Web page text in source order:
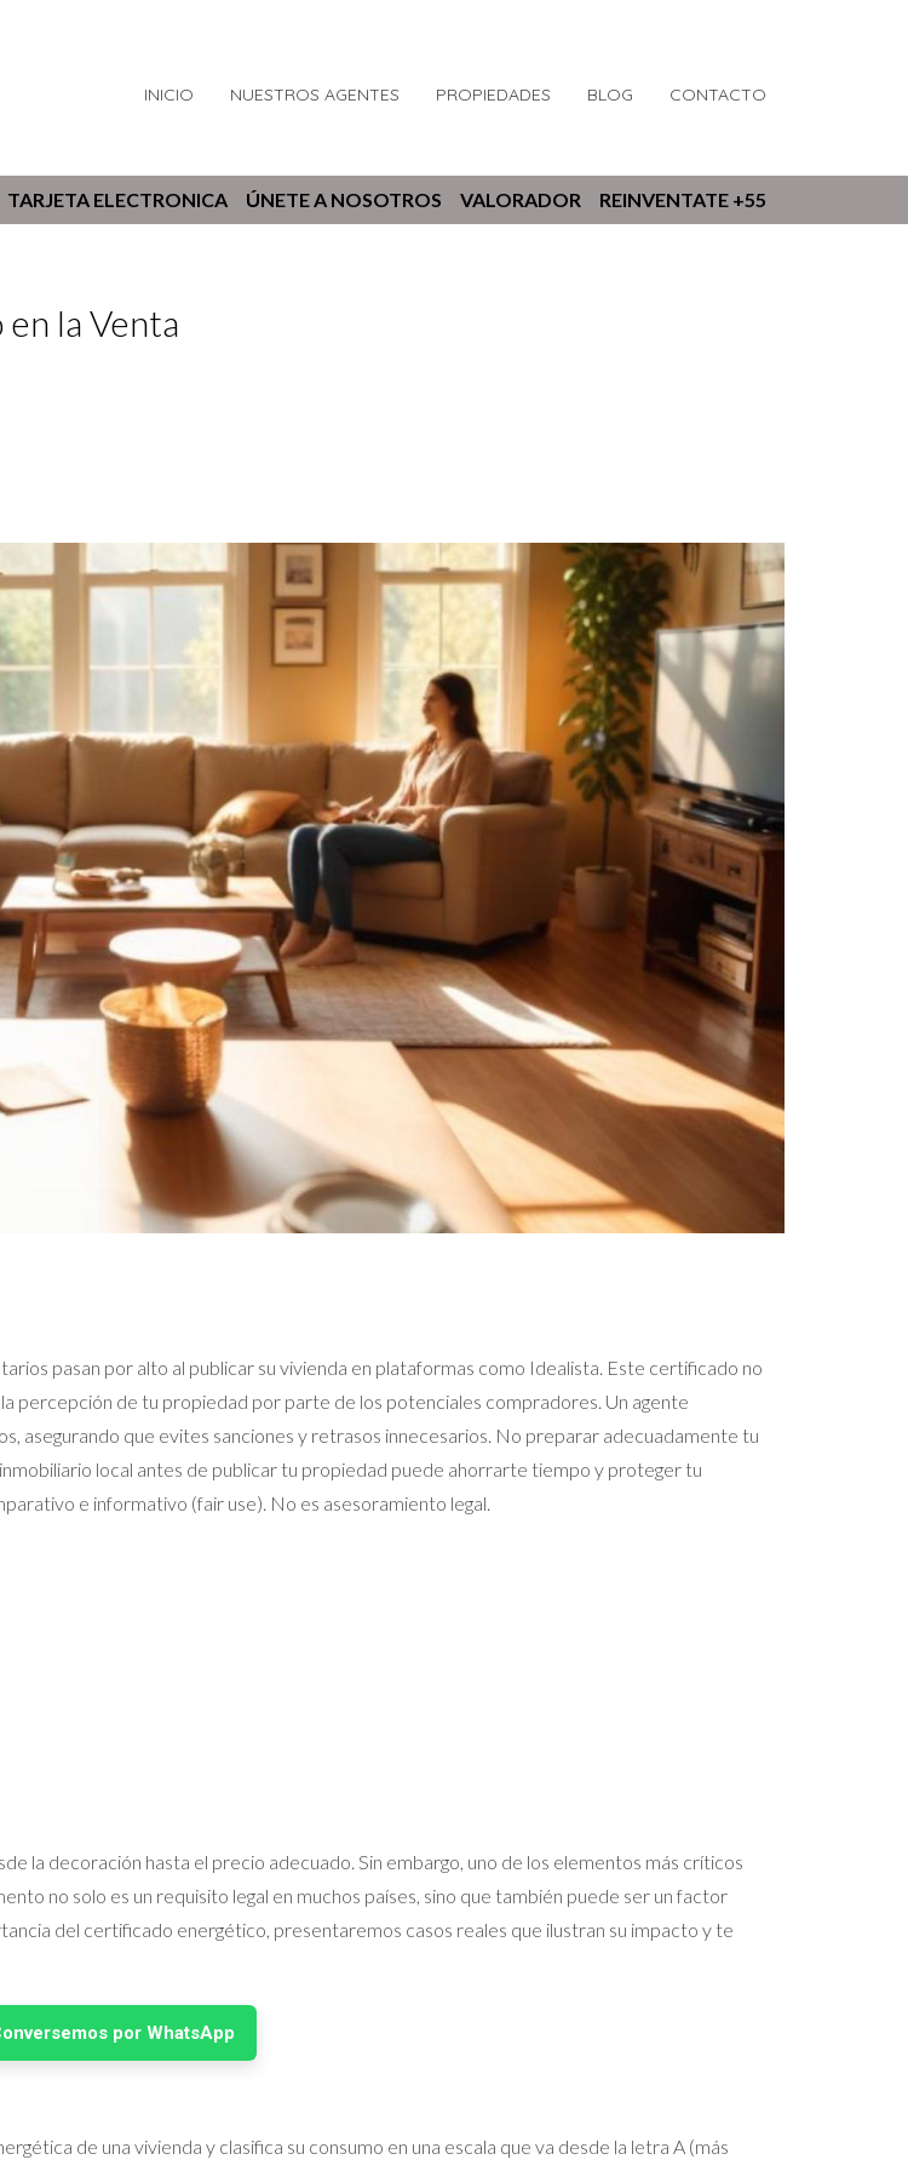
INICIO NUESTROS AGENTES PROPIEDADES BLOG CONTACTO
TARJETA ELECTRONICA ÚNETE A NOSOTROS VALORADOR REINVENTATE +55
la Venta
pasan por alto al publicar su vivienda en plataformas como Idealista. Este certificado no
percepción de tu propiedad por parte de los potenciales compradores. Un agente
asegurando que evites sanciones y retrasos innecesarios. No preparar adecuadamente tu
local antes de publicar tu propiedad puede ahorrarte tiempo y proteger tu
e informativo (fair use). No es asesoramiento legal.
la decoración hasta el precio adecuado. Sin embargo, uno de los elementos más críticos
no solo es un requisito legal en muchos países, sino que también puede ser un factor
del certificado energético, presentaremos casos reales que ilustran su impacto y te
por WhatsApp
de una vivienda y clasifica su consumo en una escala que va desde la letra A (más